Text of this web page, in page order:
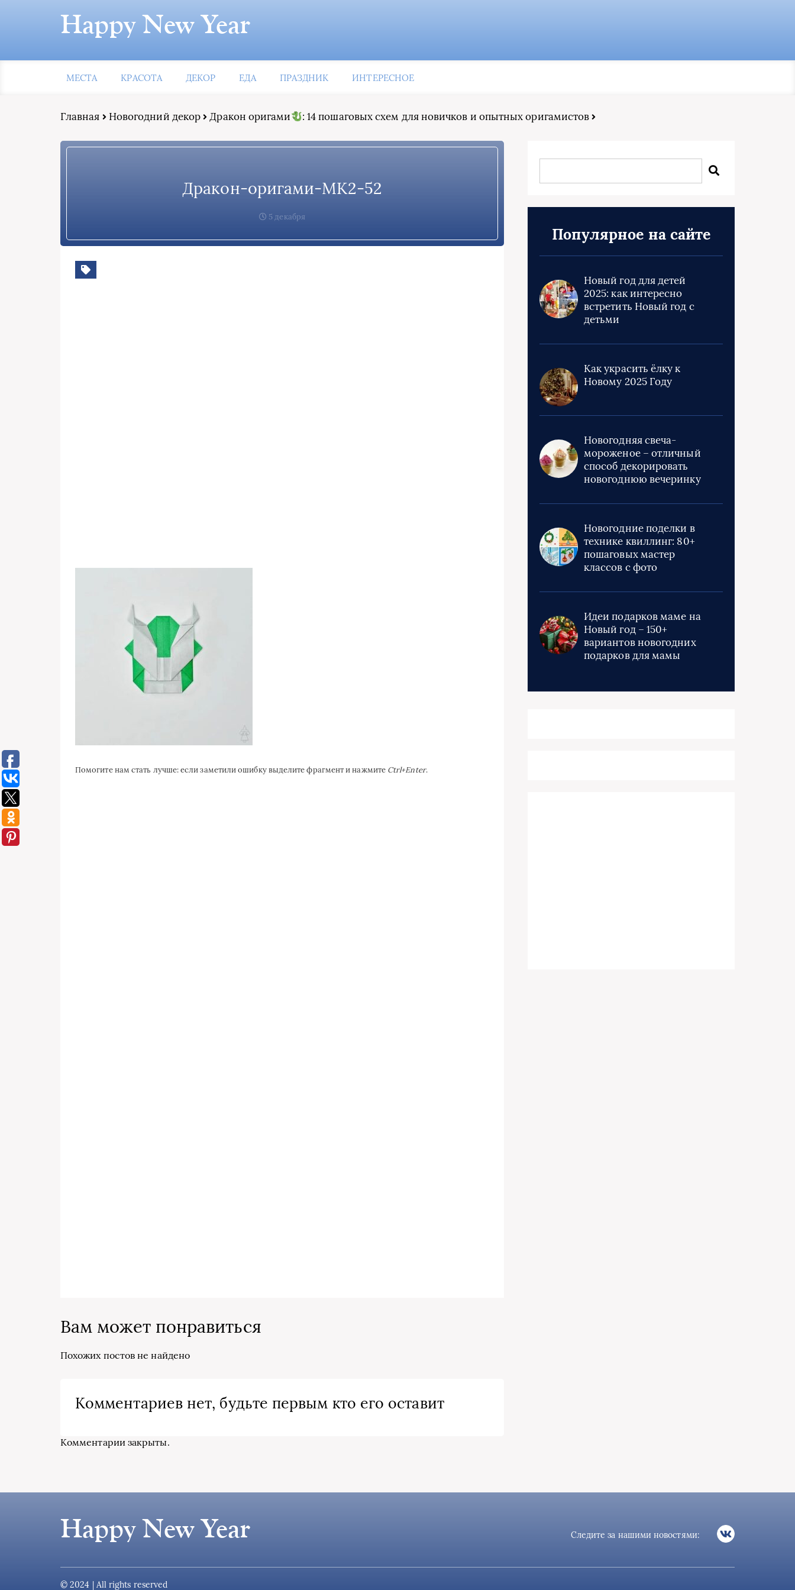
Happy New Year
МЕСТА КРАСОТА ДЕКОР ЕДА ПРАЗДНИК ИНТЕРЕСНОЕ
Главная Новогодний декор Дракон оригами : 14 пошаговых схем для новичков и опытных оригамистов
Дракон-оригами-МК2-52
5 декабря
Помогите нам стать лучше: если заметили ошибку выделите фрагмент и нажмите Ctrl+Enter.
Вам может понравиться
Похожих постов не найдено
Комментариев нет, будьте первым кто его оставит
Комментарии закрыты.
Популярное на сайте
Новый год для детей
2025: как интересно
встретить Новый год с
детьми
Как украсить ёлку к
Новому 2025 Году
Новогодняя свеча-
мороженое – отличный
способ декорировать
новогоднюю вечеринку
Новогодние поделки в
технике квиллинг: 80+
пошаговых мастер
классов с фото
Идеи подарков маме на
Новый год – 150+
вариантов новогодних
подарков для мамы
Happy New Year Следите за нашими новостями:
© 2024 | All rights reserved